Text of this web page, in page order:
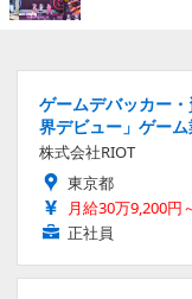
ゲームデバッカー
界デビュー」ゲー
株式会社RIOT
東京都
月給30万9,200円
正社員